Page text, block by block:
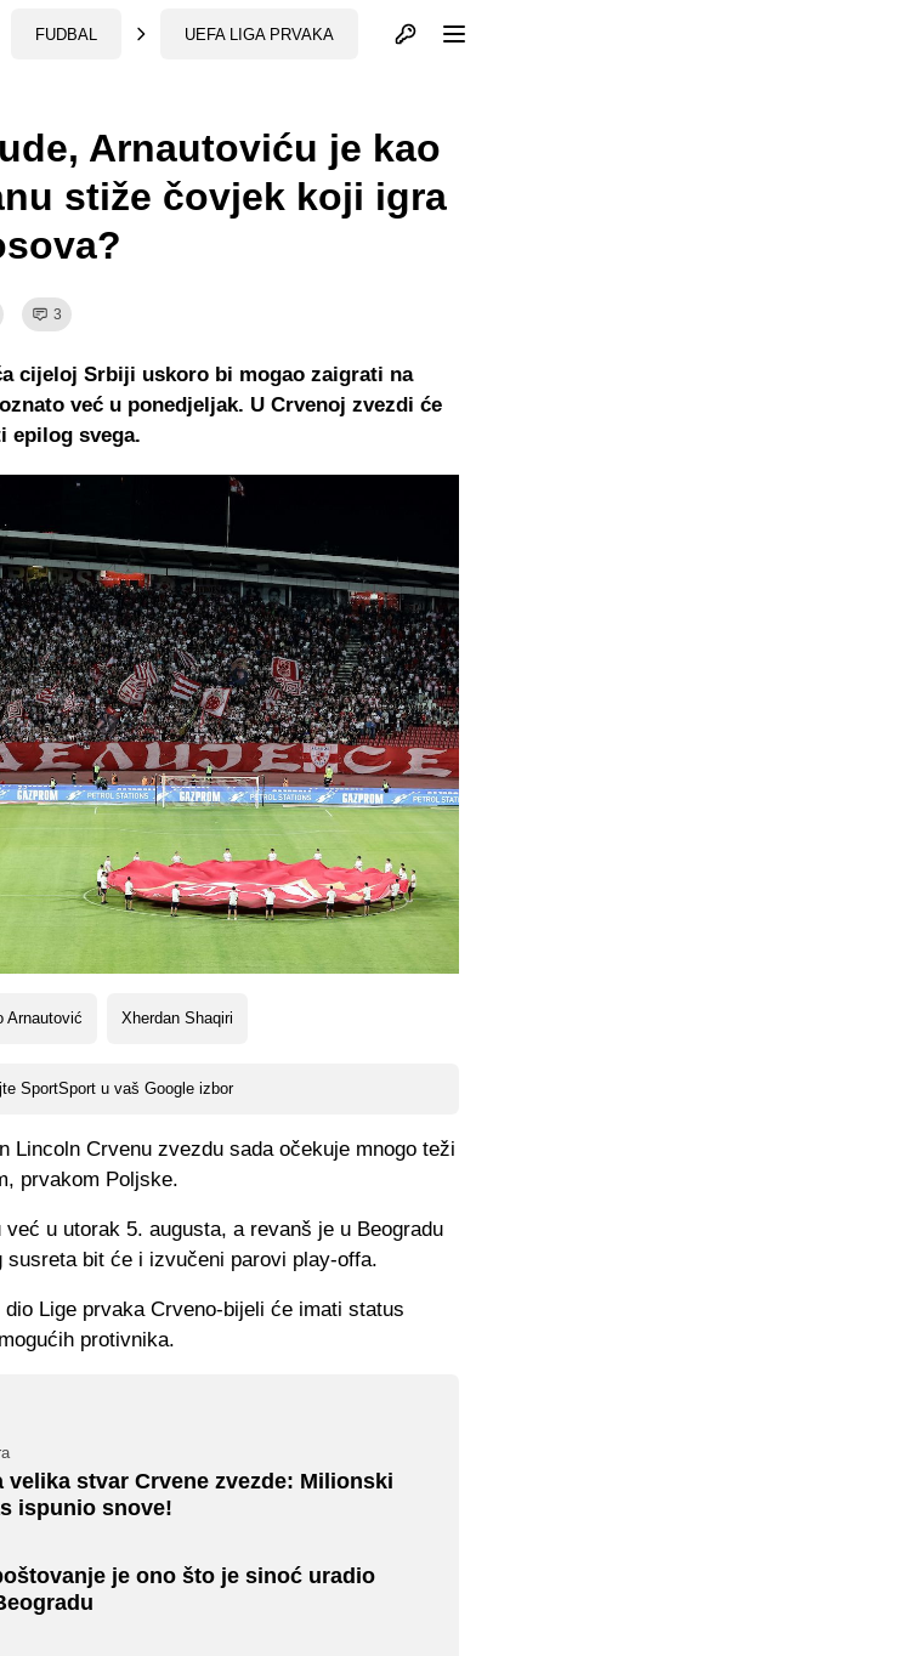
FUDBAL UEFA LIGA PRVAKA Otvori profil
Arnautoviću je kao
stiže čovjek koji igra
3
Arnautović Xherdan Shaqiri
SportSport u vaš Google izbor
cijeloj Srbiji uskoro bi mogao zaigrati na
već u ponedjeljak. U Crvenoj zvezdi će
epilog svega.
Lincoln Crvenu zvezdu sada očekuje mnogo teži
prvakom Poljske.
u utorak 5. augusta, a revanš je u Beogradu
bit će i izvučeni parovi play-offa.
Lige prvaka Crveno-bijeli će imati status
protivnika.
velika stvar Crvene zvezde: Milionski
ispunio snove!
je ono što je sinoć uradio